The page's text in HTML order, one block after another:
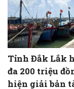
Tỉnh Đắk Lắk
đa 200 triệu
hiện giải bản